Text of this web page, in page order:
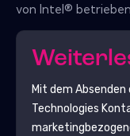
von Intel®
Mit dem
Technologies